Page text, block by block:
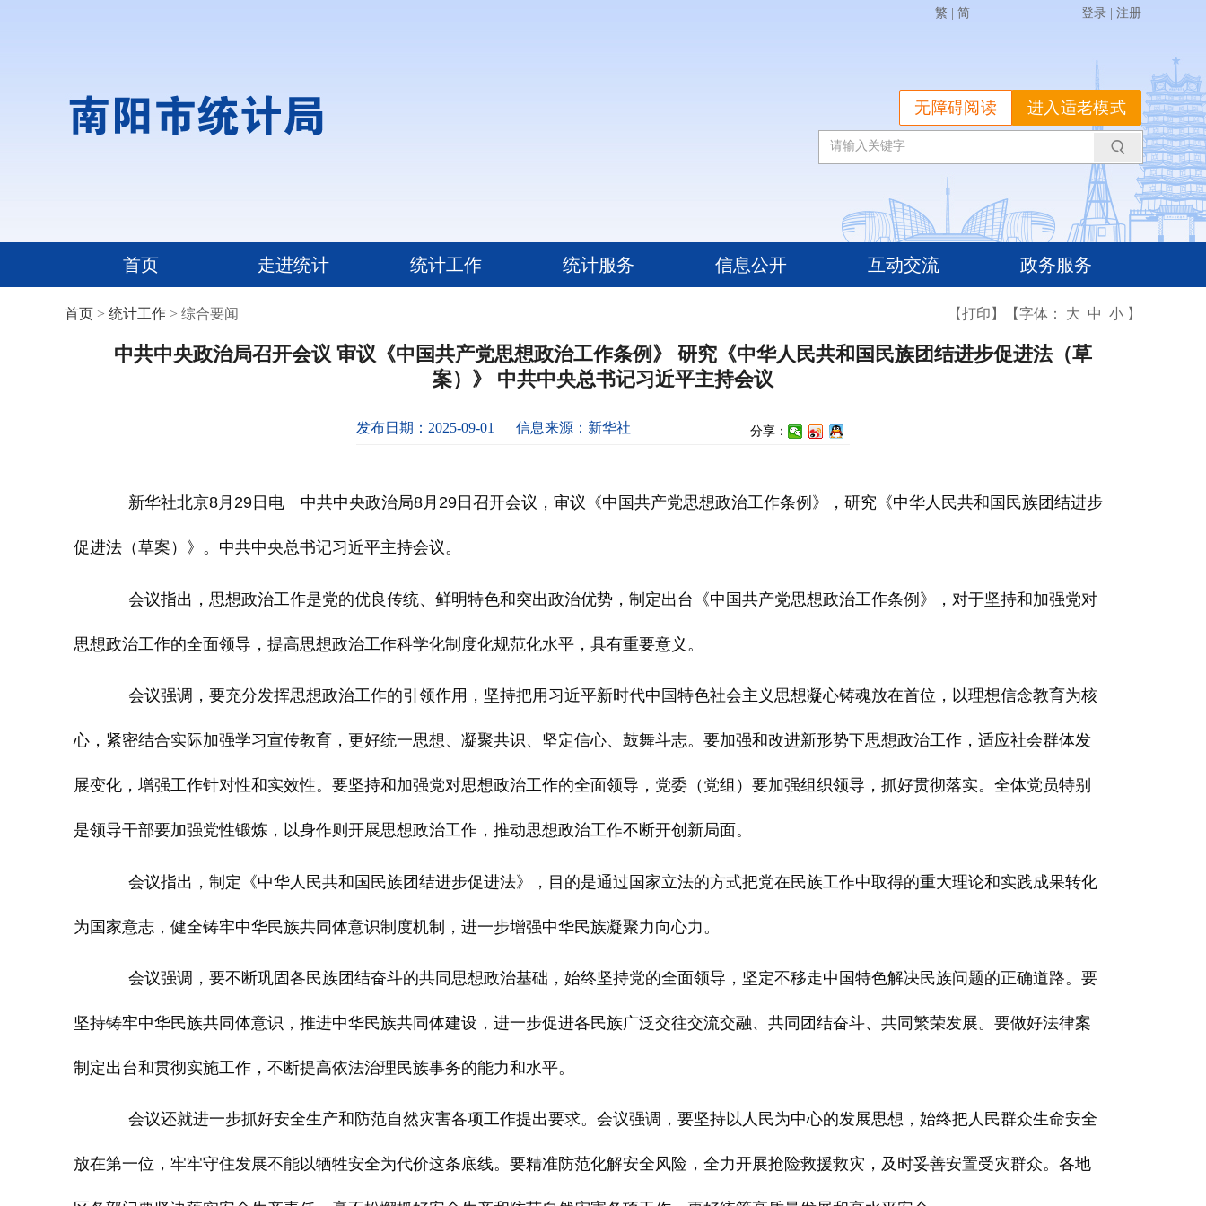
繁 简 登录 注册
进入适老模式
无障碍阅读
首页 走进统计 统计工作 统计服务 信息公开 互动交流 政务服务
首页 > 统计工作 > 综合要闻 【打印】 【字体： 大 中 小 】
中共中央政治局召开会议 审议《中国共产党思想政治工作条例》 研究《中华人民共和国民族团结进步促进法（草
案）》 中共中央总书记习近平主持会议
发布日期：2025-09-01 信息来源：新华社 分享：
新华社北京8月29日电 中共中央政治局8月29日召开会议，审议《中国共产党思想政治工作条例》，研究《中华人民共和国民族团结进步
促进法（草案）》。中共中央总书记习近平主持会议。
会议指出，思想政治工作是党的优良传统、鲜明特色和突出政治优势，制定出台《中国共产党思想政治工作条例》，对于坚持和加强党对
思想政治工作的全面领导，提高思想政治工作科学化制度化规范化水平，具有重要意义。
会议强调，要充分发挥思想政治工作的引领作用，坚持把用习近平新时代中国特色社会主义思想凝心铸魂放在首位，以理想信念教育为核
心，紧密结合实际加强学习宣传教育，更好统一思想、凝聚共识、坚定信心、鼓舞斗志。要加强和改进新形势下思想政治工作，适应社会群体发
展变化，增强工作针对性和实效性。要坚持和加强党对思想政治工作的全面领导，党委（党组）要加强组织领导，抓好贯彻落实。全体党员特别
是领导干部要加强党性锻炼，以身作则开展思想政治工作，推动思想政治工作不断开创新局面。
会议指出，制定《中华人民共和国民族团结进步促进法》，目的是通过国家立法的方式把党在民族工作中取得的重大理论和实践成果转化
为国家意志，健全铸牢中华民族共同体意识制度机制，进一步增强中华民族凝聚力向心力。
会议强调，要不断巩固各民族团结奋斗的共同思想政治基础，始终坚持党的全面领导，坚定不移走中国特色解决民族问题的正确道路。要
坚持铸牢中华民族共同体意识，推进中华民族共同体建设，进一步促进各民族广泛交往交流交融、共同团结奋斗、共同繁荣发展。要做好法律案
制定出台和贯彻实施工作，不断提高依法治理民族事务的能力和水平。
会议还就进一步抓好安全生产和防范自然灾害各项工作提出要求。会议强调，要坚持以人民为中心的发展思想，始终把人民群众生命安全
放在第一位，牢牢守住发展不能以牺牲安全为代价这条底线。要精准防范化解安全风险，全力开展抢险救援救灾，及时妥善安置受灾群众。各地